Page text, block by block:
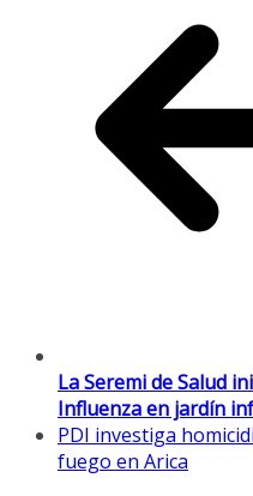
La Seremi de Salud
Influenza en jardín
PDI investiga
fuego en Arica